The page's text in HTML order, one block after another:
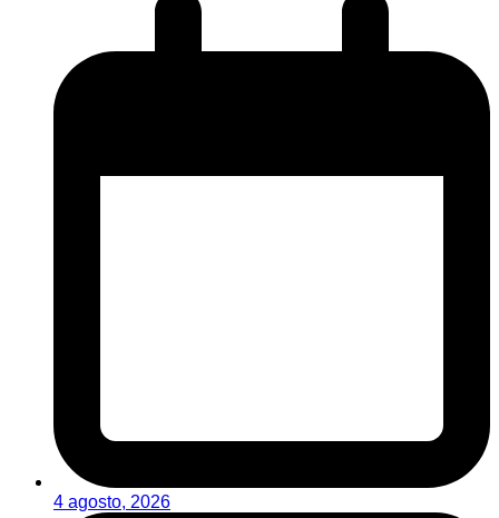
4 agosto, 2026